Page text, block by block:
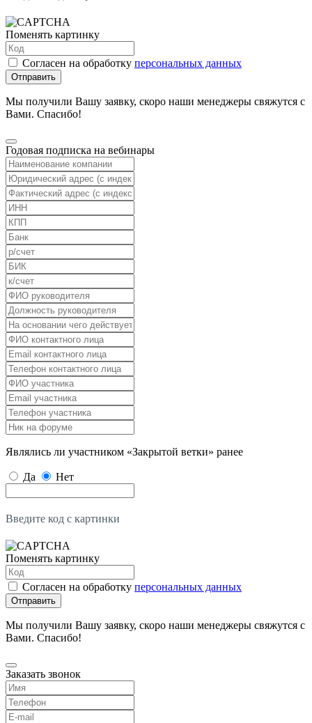
Поменять картинку
Согласен на обработку персональных данных
Отправить
Мы получили Вашу заявку, скоро наши менеджеры свяжутся с
Вами. Спасибо!
Годовая подписка на вебинары
Являлись ли участником «Закрытой ветки» ранее
Да Нет
Введите код с картинки
Поменять картинку
Согласен на обработку персональных данных
Отправить
Мы получили Вашу заявку, скоро наши менеджеры свяжутся с
Вами. Спасибо!
Заказать звонок